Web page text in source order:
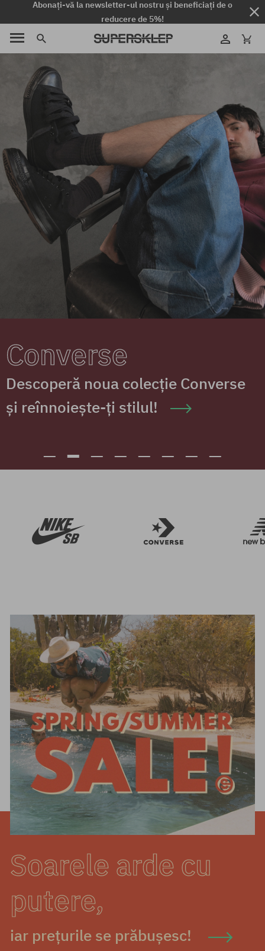
Abonați-vă la newsletter-ul nostru și beneficiați de o
reducere de 5%!
VEJA
Adidași ecologici și durabili
Soarele arde cu
putere,
iar prețurile se prăbușesc!